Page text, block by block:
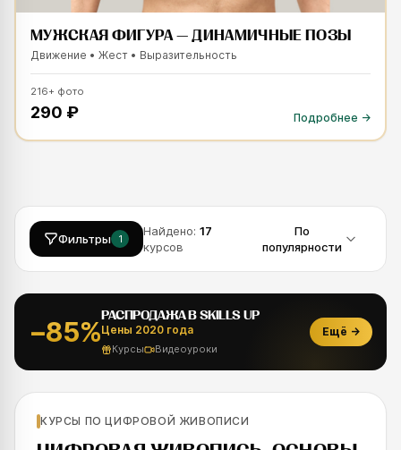
МУЖСКАЯ ФИГУРА — ДИНАМИЧНЫЕ ПОЗЫ
Движение • Жест • Выразительность
216+ фото
290 ₽ Подробнее →
Фильтры 1
Найдено: 17
курсов
По
популярности
−85%
РАСПРОДАЖА В SKILLS UP
Цены 2020 года
Курсы Видеоуроки
Ещё →
SKILLS UP
КУРСЫ ПО ЦИФРОВОЙ ЖИВОПИСИ